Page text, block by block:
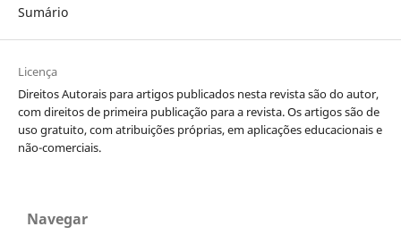
Sumário
Licença
Direitos Autorais para artigos publicados nesta revista são do autor,
com direitos de primeira publicação para a revista. Os artigos são de
uso gratuito, com atribuições próprias, em aplicações educacionais e
não-comerciais.
Navegar